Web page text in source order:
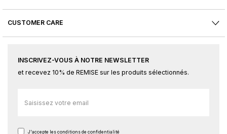
CUSTOMER CARE
INSCRIVEZ-VOUS À NOTRE NEWSLETTER
et recevez 10% de REMISE sur les produits sélectionnés.
newsletter
J'accepte les conditions de confidentialité